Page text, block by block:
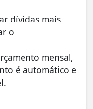
dívidas mais
o
mensal,
é automático e